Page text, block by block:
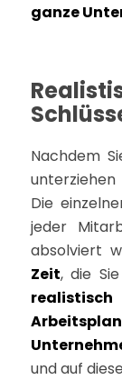
ganze
Nachdem
Die
jeder
absolviert
Zeit, die Sie
realistisch
und auf